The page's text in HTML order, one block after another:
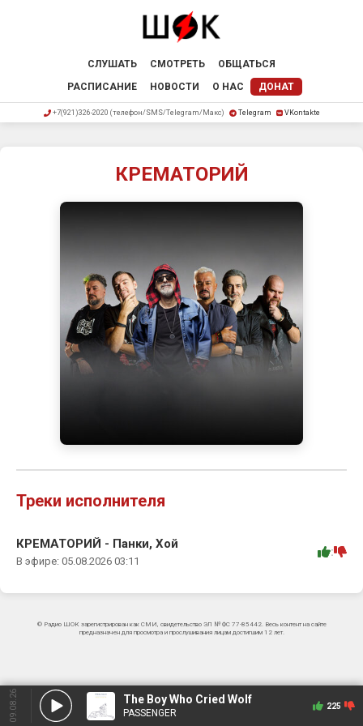
СЛУШАТЬ СМОТРЕТЬ
ОБЩАТЬСЯ
РАСПИСАНИЕ
НОВОСТИ О НАС ДОНАТ
+7(921)326-2020 (телефон/SMS/Telegram/Макс) Telegram VKontakte
КРЕМАТОРИЙ
Треки исполнителя
КРЕМАТОРИЙ - Панки, Хой
В эфире: 05.08.2026 03:11
:
© Радио ШОК зарегистрирован как СМИ, свидетельство ЭЛ № ФС 77-85442. Весь контент на сайте
предназначен для просмотра и прослушивания лицам достигшим 12 лет.
09.08.26 The Boy Who Cried Wolf
PASSENGER
225